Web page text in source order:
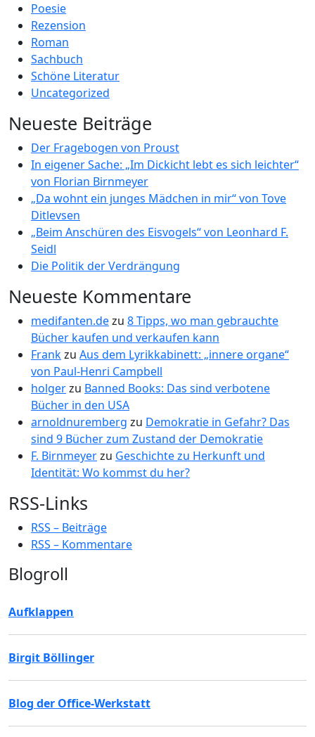
Poesie
Rezension
Roman
Sachbuch
Schöne Literatur
Uncategorized
Neueste Beiträge
Der Fragebogen von Proust
In eigener Sache: „Im Dickicht lebt es sich leichter“
von Florian Birnmeyer
„Da wohnt ein junges Mädchen in mir“ von Tove
Ditlevsen
„Beim Anschüren des Eisvogels“ von Leonhard F.
Seidl
Die Politik der Verdrängung
Neueste Kommentare
medifanten.dezu 8 Tipps, wo man gebrauchte
Bücher kaufen und verkaufen kann
Frankzu Aus dem Lyrikkabinett: „innere organe“
von Paul-Henri Campbell
holgerzu Banned Books: Das sind verbotene
Bücher in den USA
arnoldnuremberg zu Demokratie in Gefahr? Das
sind 9 Bücher zum Zustand der Demokratie
F. Birnmeyerzu Geschichte zu Herkunft und
Identität: Wo kommst du her?
RSS-Links
RSS – Beiträge
RSS – Kommentare
Blogroll
Aufklappen
Birgit Böllinger
Blog der Office-Werkstatt